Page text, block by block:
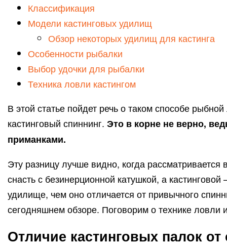
Классификация
Модели кастинговых удилищ
Обзор некоторых удилищ для кастинга
Особенности рыбалки
Выбор удочки для рыбалки
Техника ловли кастингом
В этой статье пойдет речь о таком способе
кастинговый спиннинг. Это в корне не верно,
приманками.
Эту разницу лучше видно, когда рассматривается
снасть с безинерционной катушкой, а
удилище, чем оно отличается от привычного
сегодняшнем обзоре. Поговорим о технике ловли
Отличие кастинговых палок